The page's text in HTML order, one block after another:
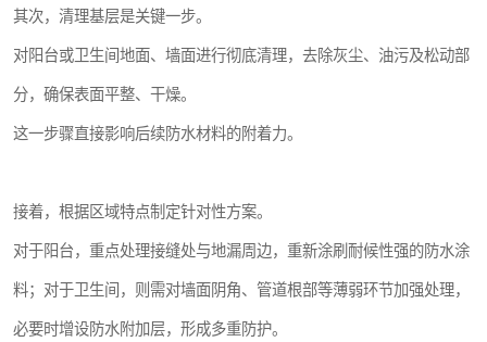
其次，清理基层是关键一步。
对阳台或卫生间地面、墙面进行彻底清理，去除灰尘、油污及松动部
分，确保表面平整、干燥。
这一步骤直接影响后续防水材料的附着力。
接着，根据区域特点制定针对性方案。
对于阳台，重点处理接缝处与地漏周边，重新涂刷耐候性强的防水涂
料；对于卫生间，则需对墙面阴角、管道根部等薄弱环节加强处理，
必要时增设防水附加层，形成多重防护。